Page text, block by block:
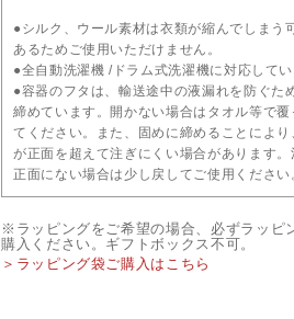
●シルク、ウール素材は衣類が縮んでしまう
あるためご使用いただけません。
●全自動洗濯機 /ドラム式洗濯機に対応してい
●容器のフタは、輸送途中の液漏れを防ぐた
締めています。開かない場合はタオル等で覆
てください。また、固めに締めることにより
が正面を超えて注ぎにくい場合があります。
正面にない場合は少し戻してご使用ください
※ラッピングをご希望の場合、必ずラッピ
購入ください。ギフトボックス不可。
＞ラッピング袋ご購入はこちら